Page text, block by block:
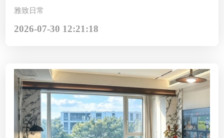
雅致日常
2026-07-30 12:21:18